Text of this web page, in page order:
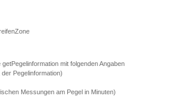
mit folgenden Angaben
Pegelinformation)
Messungen am Pegel in Minuten)